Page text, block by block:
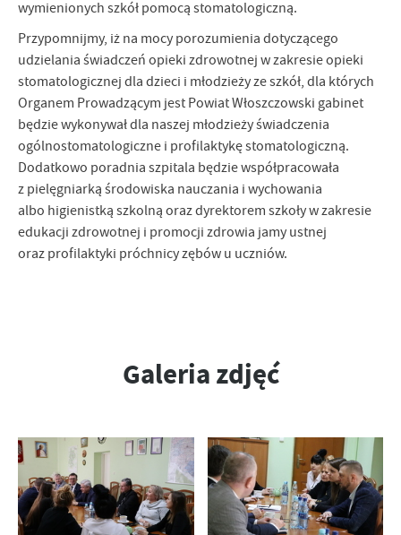
wymienionych szkół pomocą stomatologiczną.
Przypomnijmy, iż na mocy porozumienia dotyczącego
udzielania świadczeń opieki zdrowotnej w zakresie opieki
stomatologicznej dla dzieci i młodzieży ze szkół, dla których
Organem Prowadzącym jest Powiat Włoszczowski gabinet
będzie wykonywał dla naszej młodzieży świadczenia
ogólnostomatologiczne i profilaktykę stomatologiczną.
Dodatkowo poradnia szpitala będzie współpracowała
z pielęgniarką środowiska nauczania i wychowania
albo higienistką szkolną oraz dyrektorem szkoły w zakresie
edukacji zdrowotnej i promocji zdrowia jamy ustnej
oraz profilaktyki próchnicy zębów u uczniów.
Galeria zdjęć